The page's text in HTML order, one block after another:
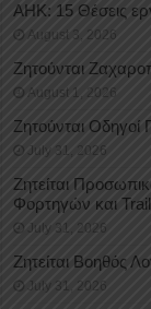
ΑΗΚ: 15 Θέσεις
August 3, 2026
Ζητούνται
August 1, 2026
Ζητούνται
July 31, 2026
Ζητείται
Φορτηγών και
July 31, 2026
Ζητείται Βοηθός
July 31, 2026